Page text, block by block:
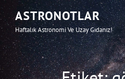
ASTRONOTLAR
Haftalık Astronomi Ve Uzay Gıdanız!